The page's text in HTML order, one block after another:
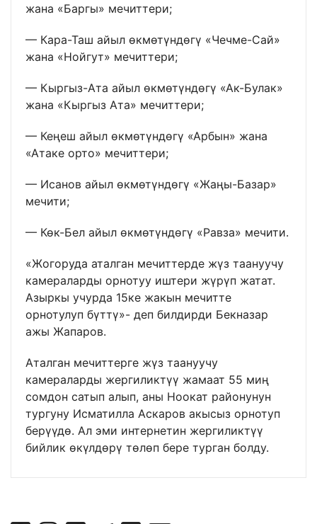
жана «Баргы» мечиттери;
— Кара-Таш айыл өкмөтүндөгү «Чечме-Сай»
жана «Нойгут» мечиттери;
— Кыргыз-Ата айыл өкмөтүндөгү «Ак-Булак»
жана «Кыргыз Ата» мечиттери;
— Кеңеш айыл өкмөтүндөгү «Арбын» жана
«Атаке орто» мечиттери;
— Исанов айыл өкмөтүндөгү «Жаңы-Базар»
мечити;
— Көк-Бел айыл өкмөтүндөгү «Равза» мечити.
«Жогоруда аталган мечиттерде жүз таануучу
камераларды орнотуу иштери жүрүп жатат.
Азыркы учурда 15ке жакын мечитте
орнотулуп бүттү»- деп билдирди Бекназар
ажы Жапаров.
Аталган мечиттерге жүз таануучу
камераларды жергиликтүү жамаат 55 миң
сомдон сатып алып, аны Ноокат районунун
тургуну Исматилла Аскаров акысыз орнотуп
берүүдө. Ал эми интернетин жергиликтүү
бийлик өкүлдөрү төлөп бере турган болду.